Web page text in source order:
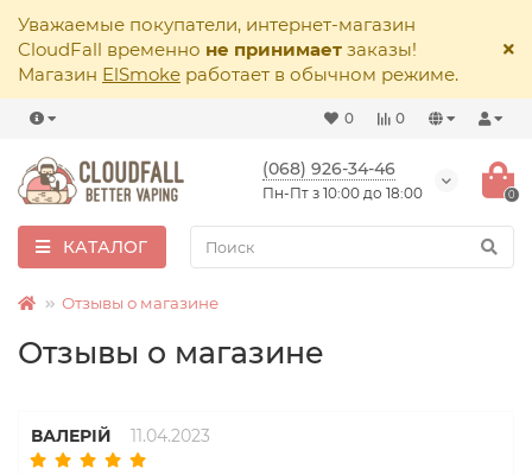
Уважаемые покупатели, интернет-магазин
CloudFall временно не принимает заказы!
Магазин ElSmoke работает в обычном режиме.
0
0
(068) 926-34-46
Пн-Пт з 10:00 до 18:00 0
КАТАЛОГ
Отзывы о магазине
Отзывы о магазине
ВАЛЕРІЙ 11.04.2023